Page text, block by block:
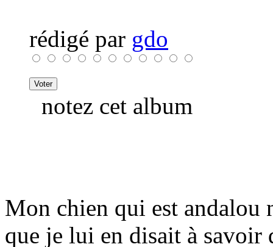
rédigé par gdo
notez cet album
Mon chien qui est andalou
que je lui en disait à